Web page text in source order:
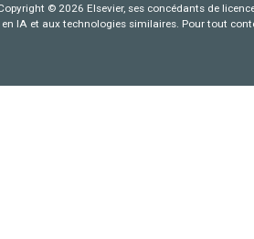
© 2026 Elsevier, ses concédants de
IA et aux technologies similaires. Pour tout